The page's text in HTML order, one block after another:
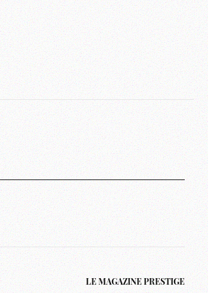
LE MAGAZINE PRESTIGE